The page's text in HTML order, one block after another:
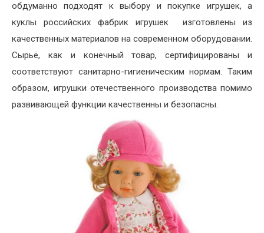
обдуманно подходят к выбору и покупке игрушек, а
куклы российских фабрик игрушек изготовлены из
качественных материалов на современном оборудовании.
Сырьё, как и конечный товар, сертифицированы и
соответствуют санитарно-гигиеническим нормам. Таким
образом, игрушки отечественного производства помимо
развивающей функции качественны и безопасны.